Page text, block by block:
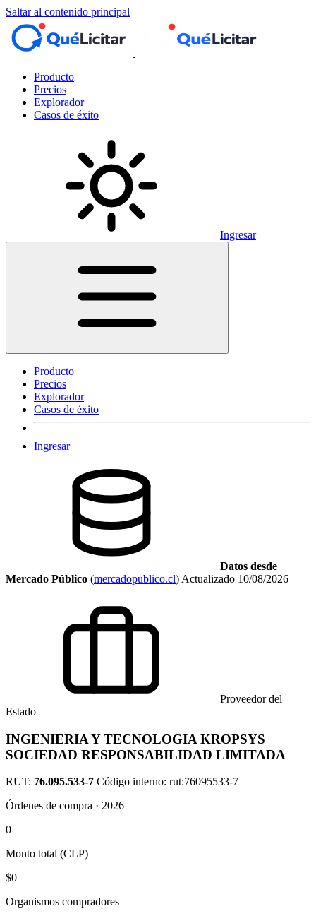
Saltar al contenido principal
Producto
Precios
Explorador
Casos de éxito
Ingresar
Producto
Precios
Explorador
Casos de éxito
Ingresar
Datos desde
Mercado Público (mercadopublico.cl) Actualizado 10/08/2026
Proveedor del
Estado
INGENIERIA Y TECNOLOGIA KROPSYS
SOCIEDAD RESPONSABILIDAD LIMITADA
RUT: 76.095.533-7 Código interno: rut:76095533-7
Órdenes de compra · 2026
0
Monto total (CLP)
$0
Organismos compradores